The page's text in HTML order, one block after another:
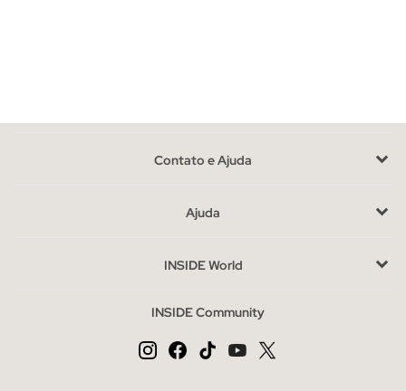
Contato e Ajuda
Ajuda
INSIDE World
INSIDE Community